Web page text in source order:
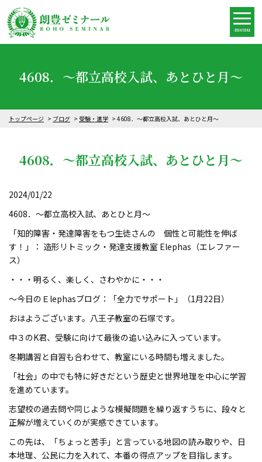
menu
4608．～都立高校入試、あとひと月～
トップページ ブログ 受験・進学 4608．～都立高校入試、あとひと月～
4608．～都立高校入試、あとひと月～
2024/01/22
4608．～都立高校入試、あとひと月～
「知的障害・発達障害をもつ生徒さんの 個性と可能性を伸ば
す！」： 造形リトミック・発達支援教室 Elephas（エレファー
ス）
・・・明るく、楽しく、さわやかに・・・
～今日のＥlephasブログ：「全力でサポート」（1月22日）
おはようございます。八王子教室の石塚です。
中３のK君、受験に向けて最後の追い込みに入っています。
冬期講習と自習も合わせて、教室にいる時間も増えました。
「社会」の中でも特に好きだという歴史と世界地理を中心に学習
を進めています。
志望校の過去問や同じような模擬問題を繰り返すうちに、段々と
正解が増えていくのが実感できています。
この先は、「ちょっと苦手」と言っている地図の読み取りや、日
本地理、公民に力を入れて、本番の得点アップを目指します。